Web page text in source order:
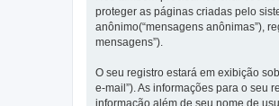
proteger as páginas criadas pelo
anônimo(“mensagens anônimas”),
mensagens”).
O seu registro estará em exibição
e-mail”). As informações para o seu
informação além de seu nome de